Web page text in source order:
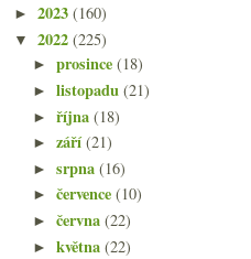
► 2023 (160)
▼ 2022 (225)
►prosince(18)
►listopadu(21)
►října(18)
►září(21)
►srpna(16)
►července(10)
►června(22)
►května(22)